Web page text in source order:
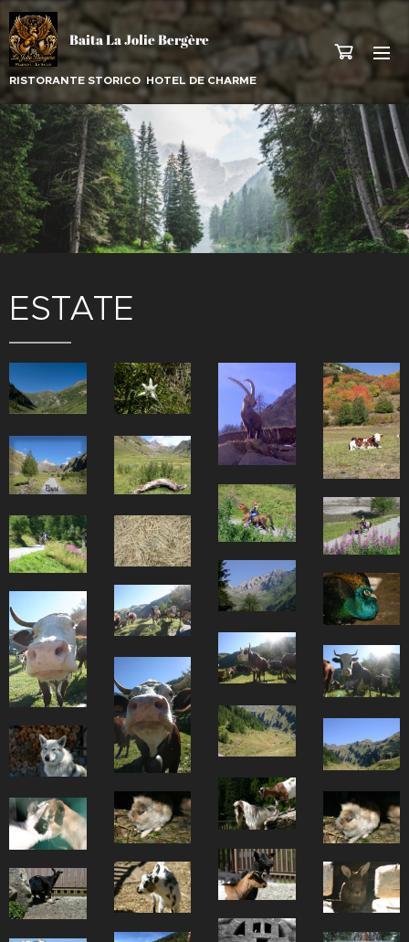
Baita La Jolie Bergère
RISTORANTE STORICO HOTEL DE CHARME
ESTATE